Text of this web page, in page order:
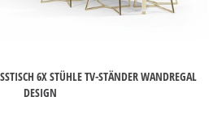
6X STÜHLE TV-STÄNDER WANDREGAL D
ESIGN